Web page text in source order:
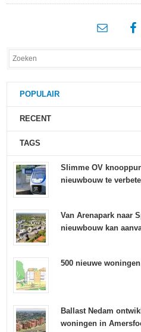
POPULAIR
RECENT
TAGS
Slimme OV
nieuwbouw te
Van Arenapark naar
nieuwbouw kan
500 nieuwe
Ballast Nedam
woningen in